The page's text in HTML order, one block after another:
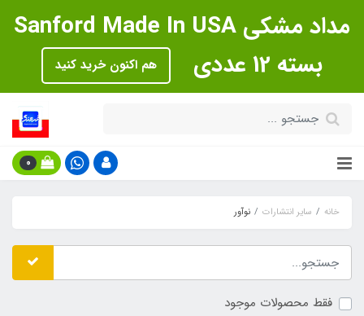
مداد مشکی Sanford Made In USA
بسته 12 عددی
هم اکنون خرید کنید
0
خانه سایر انتشارات نوآور
فقط محصولات موجود